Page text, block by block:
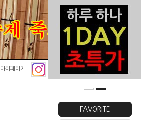
FAVORITE
마이페이지